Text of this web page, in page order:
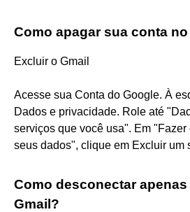
Como apagar sua conta
Excluir o Gmail
Acesse sua Conta do Google. À
Dados e privacidade. Role até
serviços que você usa". Em
seus dados", clique em Excluir um
Como desconectar
Gmail?